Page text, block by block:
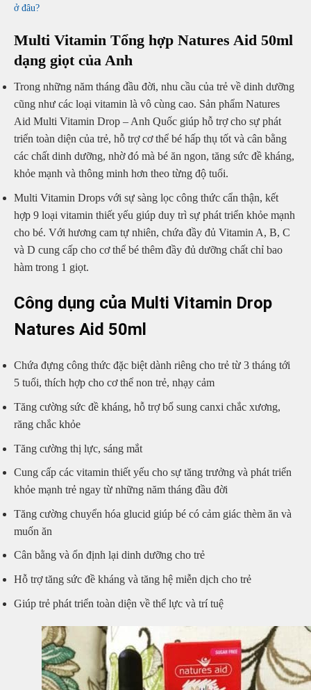
ở đâu?
Multi Vitamin Tổng hợp Natures Aid 50ml
dạng giọt của Anh
Trong những năm tháng đầu đời, nhu cầu của trẻ về dinh dưỡng
cũng như các loại vitamin là vô cùng cao. Sản phẩm Natures
Aid Multi Vitamin Drop – Anh Quốc giúp hỗ trợ cho sự phát
triển toàn diện của trẻ, hỗ trợ cơ thể bé hấp thụ tốt và cân bằng
các chất dinh dưỡng, nhờ đó mà bé ăn ngon, tăng sức đề kháng,
khỏe mạnh và thông minh hơn theo từng độ tuổi.
Multi Vitamin Drops với sự sàng lọc công thức cẩn thận, kết
hợp 9 loại vitamin thiết yếu giúp duy trì sự phát triển khỏe mạnh
cho bé. Với hương cam tự nhiên, chứa đầy đủ Vitamin A, B, C
và D cung cấp cho cơ thể bé thêm đầy đủ dưỡng chất chỉ bao
hàm trong 1 giọt.
Công dụng của Multi Vitamin Drop
Natures Aid 50ml
Chứa đựng công thức đặc biệt dành riêng cho trẻ từ 3 tháng tới
5 tuổi, thích hợp cho cơ thể non trẻ, nhạy cảm
Tăng cường sức đề kháng, hỗ trợ bổ sung canxi chắc xương,
răng chắc khỏe
Tăng cường thị lực, sáng mắt
Cung cấp các vitamin thiết yếu cho sự tăng trưởng và phát triển
khỏe mạnh trẻ ngay từ những năm tháng đầu đời
Tăng cường chuyển hóa glucid giúp bé có cảm giác thèm ăn và
muốn ăn
Cân bằng và ổn định lại dinh dưỡng cho trẻ
Hỗ trợ tăng sức đề kháng và tăng hệ miễn dịch cho trẻ
Giúp trẻ phát triển toàn diện về thể lực và trí tuệ